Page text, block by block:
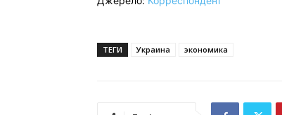
ТЕГИ Украина экономика